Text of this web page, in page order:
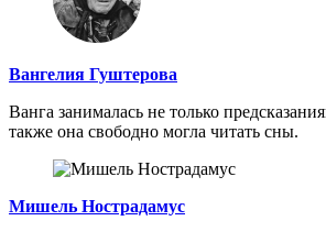
Вангелия Гуштерова
Ванга занималась не только
также она свободно могла читать сны.
Мишель Нострадамус